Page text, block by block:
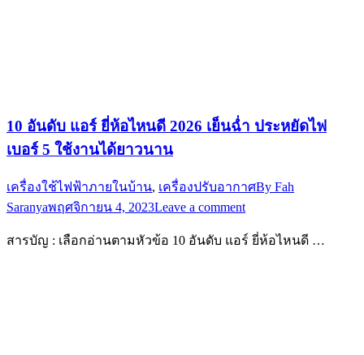
10 อันดับ แอร์ ยี่ห้อไหนดี 2026 เย็นฉ่ำ ประหยัดไฟ
เบอร์ 5 ใช้งานได้ยาวนาน
เครื่องใช้ไฟฟ้าภายในบ้าน, เครื่องปรับอากาศBy Fah
Saranyaพฤศจิกายน 4, 2023Leave a comment
สารบัญ : เลือกอ่านตามหัวข้อ 10 อันดับ แอร์ ยี่ห้อไหนดี …